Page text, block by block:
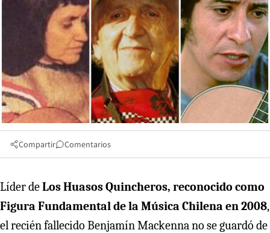
Compartir Comentarios
Líder deLos Huasos Quincheros, reconocido como
Figura Fundamental de la Música Chilena en 2008,
el recién fallecido Benjamín Mackenna no se guardó de